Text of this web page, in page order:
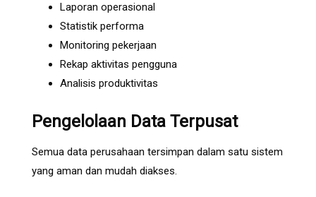
Laporan operasional
Statistik performa
Monitoring pekerjaan
Rekap aktivitas pengguna
Analisis produktivitas
Pengelolaan Data Terpusat
Semua data perusahaan tersimpan dalam satu sistem
yang aman dan mudah diakses.